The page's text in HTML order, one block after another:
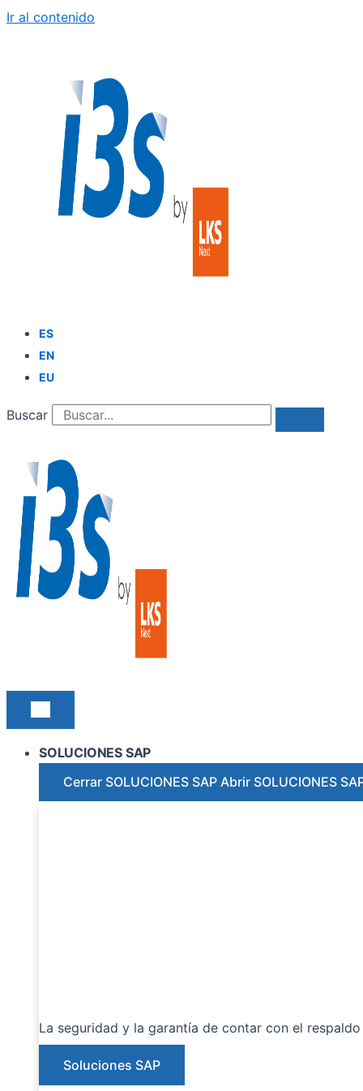
Ir al contenido
ES
EN
EU
Buscar
SOLUCIONES SAP
Cerrar SOLUCIONES SAP Abrir SOLUCIONES
La seguridad y la garantía de contar con el
Soluciones SAP